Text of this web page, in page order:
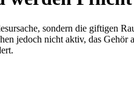
sondern die giftigen
jedoch nicht aktiv, das